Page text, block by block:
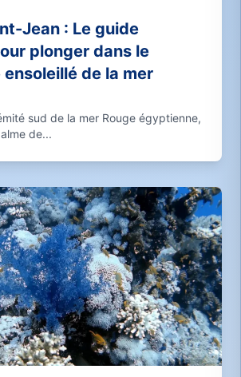
Jean : Le guide
plonger dans le
de la mer
sud de la mer Rouge égyptienne,
de...